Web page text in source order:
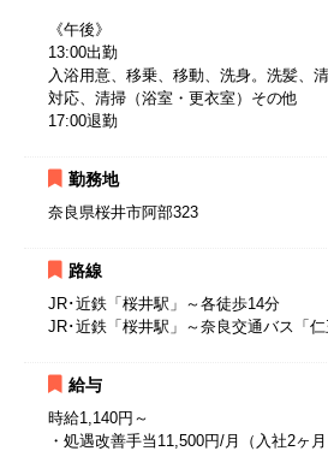
《午後》
13:00出勤
入浴用意、移乗、移動、洗身。洗髪、
対応、清掃（浴室・更衣室）その他
17:00退勤
勤務地
奈良県桜井市阿部323
路線
JR･近鉄「桜井駅」～各徒歩14分
JR･近鉄「桜井駅」～奈良交通バス「
給与
時給1,140円～
・処遇改善手当11,500円/月（入社2ヶ